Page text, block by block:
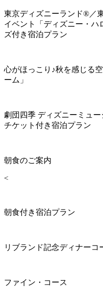
東京ディズニーランド®／
イベント「ディズニー・ハ
ズ付き宿泊プラン
心がほっこり♪秋を感じる
ーム」
劇団四季 ディズニーミュ
チケット付き宿泊プラン
朝食のご案内
<
朝食付き宿泊プラン
リブランド記念ディナーコ
ファイン・コース